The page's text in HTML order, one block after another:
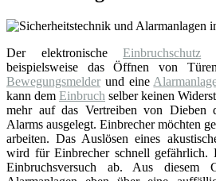
Der elektronischeEinbruchschutz
beispielsweise das Öffnen von
Bewegungsmelder und eine
kann dem Einbruch selber keinen
mehr auf das Vertreiben von Dieben
Alarms ausgelegt. Einbrecher möchten
arbeiten. Das Auslösen eines
wird für Einbrecher schnell gefährlich.
Einbruchsversuch ab. Aus diesem